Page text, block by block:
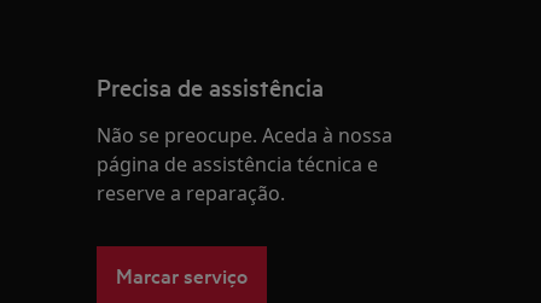
Precisa de assistência
Não se preocupe. Aceda à nossa
página de assistência técnica e
reserve a reparação.
Marcar serviço